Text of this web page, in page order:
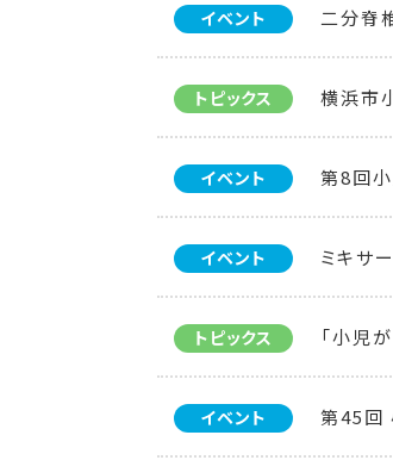
イベント 二分脊
トピックス 横浜市
イベント 第8回
イベント ミキサ
トピックス 「小児
イベント 第45回